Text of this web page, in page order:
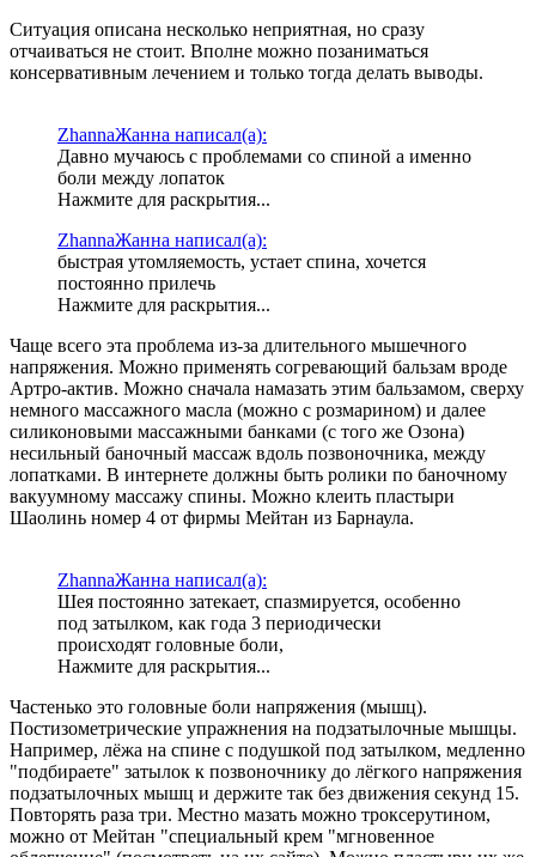
Ситуация описана несколько неприятная, но сразу
отчаиваться не стоит. Вполне можно позаниматься
консервативным лечением и только тогда делать выводы.
ZhannaЖанна написал(а):
Давно мучаюсь с проблемами со спиной а именно
боли между лопаток
Нажмите для раскрытия...
ZhannaЖанна написал(а):
быстрая утомляемость, устает спина, хочется
постоянно прилечь
Нажмите для раскрытия...
Чаще всего эта проблема из-за длительного мышечного
напряжения. Можно применять согревающий бальзам вроде
Артро-актив. Можно сначала намазать этим бальзамом, сверху
немного массажного масла (можно с розмарином) и далее
силиконовыми массажными банками (с того же Озона)
несильный баночный массаж вдоль позвоночника, между
лопатками. В интернете должны быть ролики по баночному
вакуумному массажу спины. Можно клеить пластыри
Шаолинь номер 4 от фирмы Мейтан из Барнаула.
ZhannaЖанна написал(а):
Шея постоянно затекает, спазмируется, особенно
под затылком, как года 3 периодически
происходят головные боли,
Нажмите для раскрытия...
Частенько это головные боли напряжения (мышц).
Постизометрические упражнения на подзатылочные мышцы.
Например, лёжа на спине с подушкой под затылком, медленно
"подбираете" затылок к позвоночнику до лёгкого напряжения
подзатылочных мышц и держите так без движения секунд 15.
Повторять раза три. Местно мазать можно троксерутином,
можно от Мейтан "специальный крем "мгновенное